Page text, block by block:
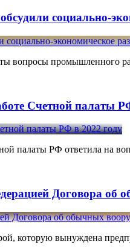
социально-
вопросы промышленного
Счетной палаты
палаты РФ ответила на
Договора
которую вынуждена